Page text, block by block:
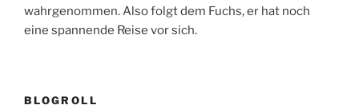
wahrgenommen. Also folgt dem Fuchs, er hat noch
eine spannende Reise vor sich.
BLOGROLL